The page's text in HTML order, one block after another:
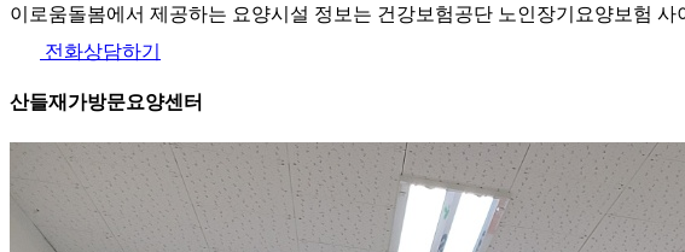
이로움돌봄에서 제공하는 요양시설 정보는 건강보험공단 노인장기요양보험
전화상담하기
산들재가방문요양센터